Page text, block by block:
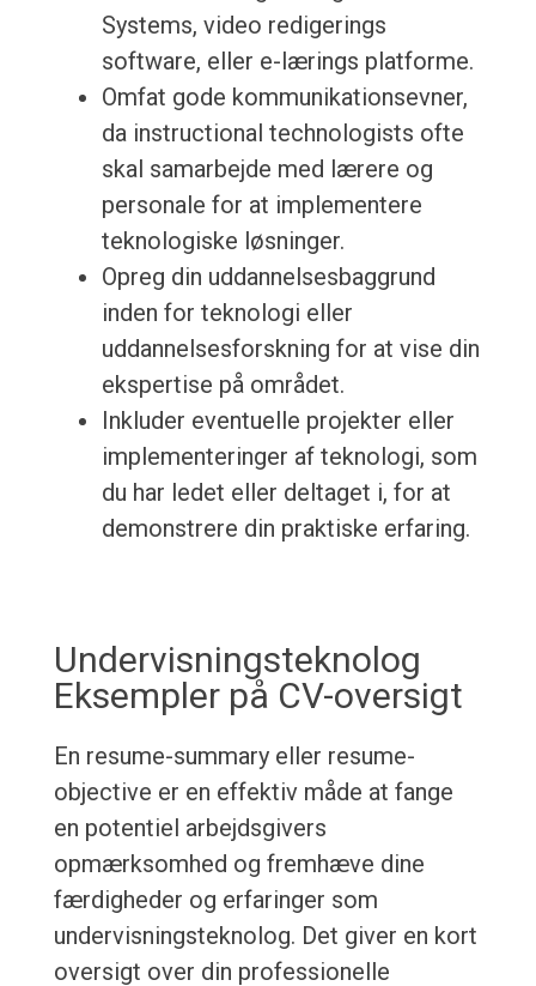
Systems, video redigerings
software, eller e-lærings platforme.
Omfat gode kommunikationsevner,
da instructional technologists ofte
skal samarbejde med lærere og
personale for at implementere
teknologiske løsninger.
Opreg din uddannelsesbaggrund
inden for teknologi eller
uddannelsesforskning for at vise din
ekspertise på området.
Inkluder eventuelle projekter eller
implementeringer af teknologi, som
du har ledet eller deltaget i, for at
demonstrere din praktiske erfaring.
Undervisningsteknolog
Eksempler på CV-oversigt
En resume-summary eller resume-
objective er en effektiv måde at fange
en potentiel arbejdsgivers
opmærksomhed og fremhæve dine
færdigheder og erfaringer som
undervisningsteknolog. Det giver en kort
oversigt over din professionelle